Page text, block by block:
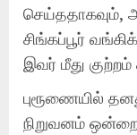
செய்ததாகவும்,
சிங்கப்பூர்
இவர் மீது குற்றம்
புரூணையில்
நிறுவனம்